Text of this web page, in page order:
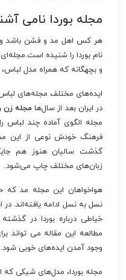
مجله بوردا نامی
هر کس اهل مد و فشن باشد و
نام بوردا را شنیده
و بچهگانه که همراه مدل لباس،
ایده‌های مختلف مجله‌های لباس
در ایران بعد از سال‌ها مجله زن
مجله الگوی آماده چند لباس
فرهنگ خودش نوعی از این
گذشت سالیان هنوز هم
زبان‌های مختلف چاپ می‌شود.
هواخواهان این مجله مد
نسل به نسل ادامه یافته‌اند.
خیاطی درباره بوردا در
مطالعه این مقاله می
وجود آمدن ایده‌های خوبی شود.
مجله بوردا، مدل‌های شیکی که